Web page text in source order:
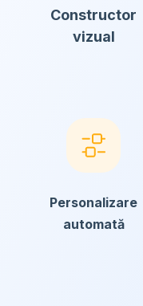
Constructor
vizual
Personalizare
automată